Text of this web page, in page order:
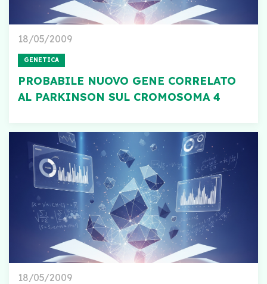
18/05/2009
GENETICA
PROBABILE NUOVO GENE CORRELATO
AL PARKINSON SUL CROMOSOMA 4
18/05/2009